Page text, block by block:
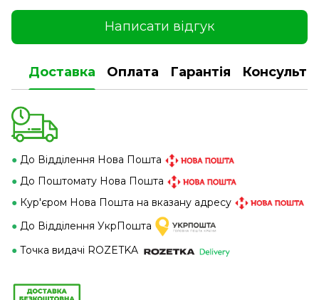
Написати відгук
Доставка Оплата Гарантія
● До Відділення Нова Пошта
● До Поштомату Нова Пошта
● Кур'єром Нова Пошта на вказану адресу
● До Відділення УкрПошта
● Точка видачі ROZETKA